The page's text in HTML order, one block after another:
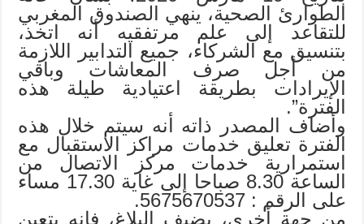
الطوارئ الصحية، ينهي الصندوق المغربي
للتقاعد إلى علم مرتفقيه أنه اتخذ،
بتنسيق مع الشركاء، جميع التدابير اللازمة
من أجل صرف المعاشات وباقي
الإيرادات بطريقة اعتيادية طيلة هذه
الفترة”.
وأضاف المصدر ذاته أنه سيتم خلال هذه
الفترة تعليق خدمات مراكز الاستقبال مع
استمرارية خدمات مركز الاتصال من
الساعة 8.30 صباحا إلى غاية 17.30 مساء
على الرقم : 5675670537.
من جهة أخرى، يضيف البلاغ، فإنه يتعين